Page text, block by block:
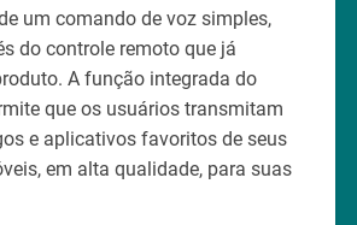
um comando de voz simples,
do controle remoto que já
A função integrada do
que os usuários transmitam
e aplicativos favoritos de seus
em alta qualidade, para suas